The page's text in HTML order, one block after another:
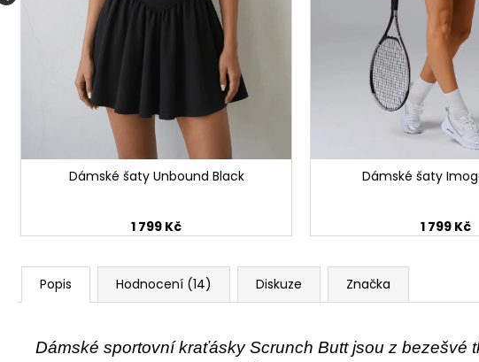
Dámské šaty Unbound Black
1 799 Kč
Dámské šaty
1 799 Kč
Popis Hodnocení (14) Diskuze Značka
Dámské sportovní kraťásky Scrunch Butt jsou z